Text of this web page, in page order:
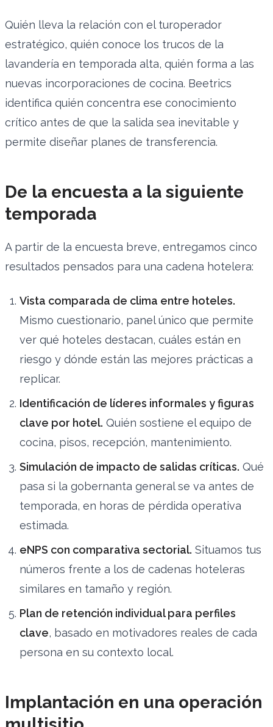
Quién lleva la relación con el turoperador
estratégico, quién conoce los trucos de la
lavandería en temporada alta, quién forma a las
nuevas incorporaciones de cocina. Beetrics
identifica quién concentra ese conocimiento
crítico antes de que la salida sea inevitable y
permite diseñar planes de transferencia.
De la encuesta a la siguiente
temporada
A partir de la encuesta breve, entregamos cinco
resultados pensados para una cadena hotelera:
Vista comparada de clima entre hoteles.
Mismo cuestionario, panel único que permite
ver qué hoteles destacan, cuáles están en
riesgo y dónde están las mejores prácticas a
replicar.
Identificación de líderes informales y figuras
clave por hotel. Quién sostiene el equipo de
cocina, pisos, recepción, mantenimiento.
Simulación de impacto de salidas críticas. Qué
pasa si la gobernanta general se va antes de
temporada, en horas de pérdida operativa
estimada.
eNPS con comparativa sectorial. Situamos tus
números frente a los de cadenas hoteleras
similares en tamaño y región.
Plan de retención individual para perfiles
clave, basado en motivadores reales de cada
persona en su contexto local.
Implantación en una operación